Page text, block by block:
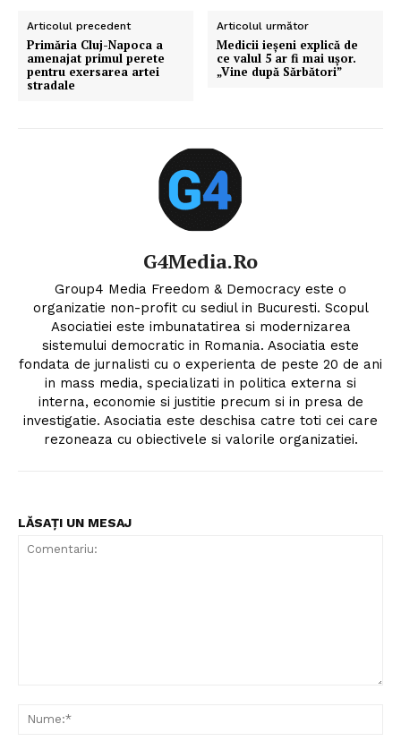
Articolul precedent
Primăria Cluj-Napoca a
amenajat primul perete
pentru exersarea artei
stradale
Articolul următor
Medicii ieşeni explică de
ce valul 5 ar fi mai uşor.
„Vine după Sărbători”
G4Media.ro
Group4 Media Freedom & Democracy este o
organizatie non-profit cu sediul in Bucuresti. Scopul
Asociatiei este imbunatatirea si modernizarea
sistemului democratic in Romania. Asociatia este
fondata de jurnalisti cu o experienta de peste 20 de ani
in mass media, specializati in politica externa si
interna, economie si justitie precum si in presa de
investigatie. Asociatia este deschisa catre toti cei care
rezoneaza cu obiectivele si valorile organizatiei.
LĂSAȚI UN MESAJ